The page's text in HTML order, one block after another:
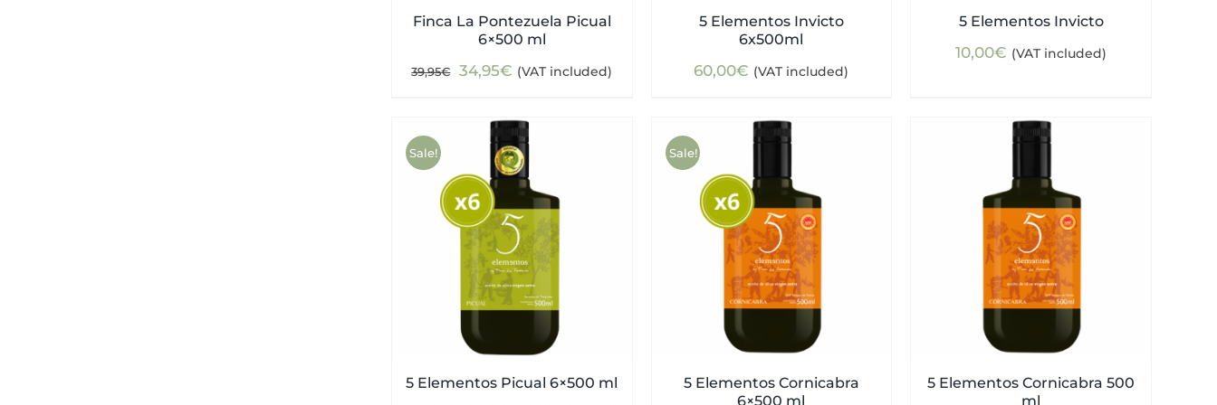
Finca La Pontezuela Picual
6×500 ml
39,95€
Original
was:
39,95€.
34,95€ Current
is:
34,95€.
(VAT included)
5 Elementos Invicto
6x500ml
60,00€ (VAT included)
5 Elementos Invicto
10,00€ (VAT included)
Sale!
5 Elementos Picual 6×500 ml
Sale!
5 Elementos Cornicabra
6×500 ml
5 Elementos Cornicabra 500
ml